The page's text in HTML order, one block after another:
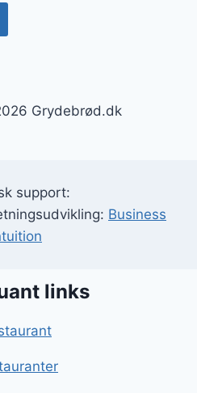
Grydebrød.dk
support:
Business
links